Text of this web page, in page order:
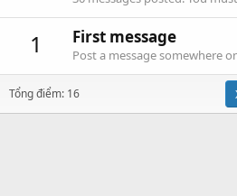
1 First message
Post a message somewhere
Tổng điểm: 16